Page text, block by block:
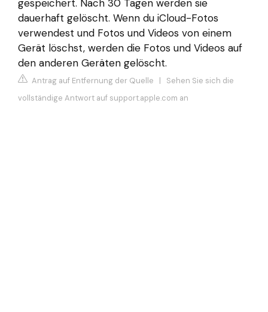
gespeichert. Nach 30 Tagen werden sie
dauerhaft gelöscht. Wenn du iCloud-Fotos
verwendest und Fotos und Videos von einem
Gerät löschst, werden die Fotos und Videos auf
den anderen Geräten gelöscht.
Antrag auf Entfernung der Quelle | Sehen Sie sich die
vollständige Antwort auf support.apple.com an